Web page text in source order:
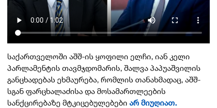
საქართველოში აშშ-ის ყოფილი ელჩი, იან კელი
პარლამენტის თავმჯდომარის, შალვა პაპუაშვილის
განცხადებას ეხმაურება, რომლის თანახმადაც, აშშ-
სგან ფარცხალაძისა და მოსამართლეების
სანქცირებაზე მტკიცებულებები არ მიუღიათ.